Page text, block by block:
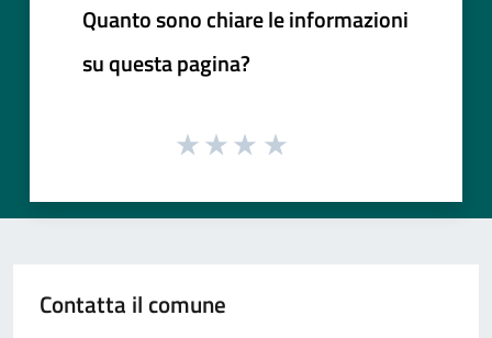
Quanto sono chiare le informazioni
su questa pagina?
Contatta il comune